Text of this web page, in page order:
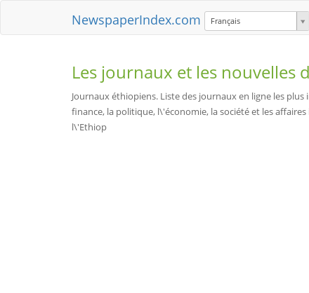
NewspaperIndex.com Français
Les journaux et les nouvelles
Journaux éthiopiens. Liste des journaux en ligne les
finance, la politique, l\'économie, la société et les
l\'Ethiop